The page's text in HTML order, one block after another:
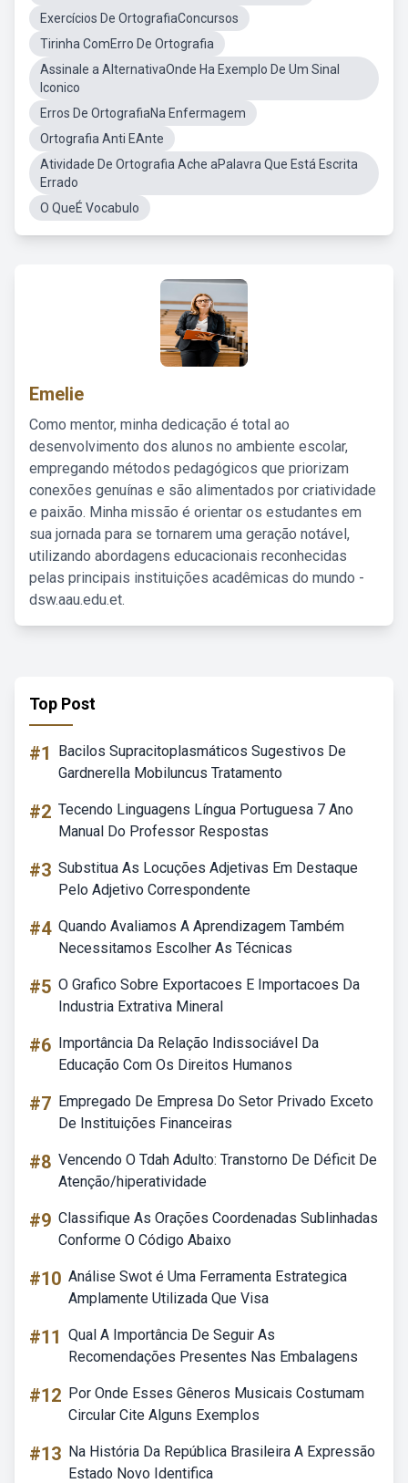
Exercícios De OrtografiaConcursos
Tirinha ComErro De Ortografia
Assinale a AlternativaOnde Ha Exemplo De Um Sinal
Iconico
Erros De OrtografiaNa Enfermagem
Ortografia Anti EAnte
Atividade De Ortografia Ache aPalavra Que Está Escrita
Errado
O QueÉ Vocabulo
Emelie
Como mentor, minha dedicação é total ao
desenvolvimento dos alunos no ambiente escolar,
empregando métodos pedagógicos que priorizam
conexões genuínas e são alimentados por criatividade
e paixão. Minha missão é orientar os estudantes em
sua jornada para se tornarem uma geração notável,
utilizando abordagens educacionais reconhecidas
pelas principais instituições acadêmicas do mundo -
dsw.aau.edu.et.
Top Post
#1
Bacilos Supracitoplasmáticos Sugestivos De
Gardnerella Mobiluncus Tratamento
#2 Tecendo Linguagens Língua Portuguesa 7 Ano
Manual Do Professor Respostas
#3 Substitua As Locuções Adjetivas Em Destaque
Pelo Adjetivo Correspondente
#4 Quando Avaliamos A Aprendizagem Também
Necessitamos Escolher As Técnicas
#5 O Grafico Sobre Exportacoes E Importacoes Da
Industria Extrativa Mineral
#6 Importância Da Relação Indissociável Da
Educação Com Os Direitos Humanos
#7 Empregado De Empresa Do Setor Privado Exceto
De Instituições Financeiras
#8 Vencendo O Tdah Adulto: Transtorno De Déficit De
Atenção/hiperatividade
#9 Classifique As Orações Coordenadas Sublinhadas
Conforme O Código Abaixo
#10 Análise Swot é Uma Ferramenta Estrategica
Amplamente Utilizada Que Visa
#11 Qual A Importância De Seguir As
Recomendações Presentes Nas Embalagens
#12 Por Onde Esses Gêneros Musicais Costumam
Circular Cite Alguns Exemplos
#13 Na História Da República Brasileira A Expressão
Estado Novo Identifica